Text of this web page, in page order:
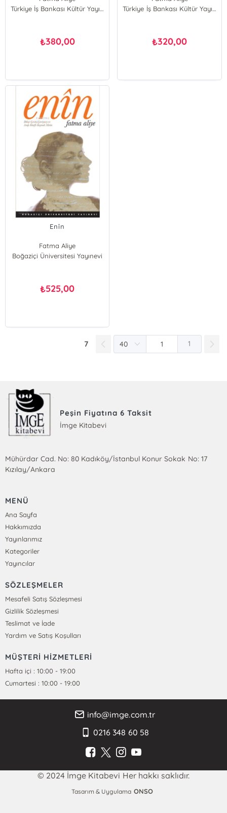
Türkiye İş Bankası Kültür Yayınları
₺380,00
Türkiye İş Bankası Kültür Yayınları
₺320,00
Enîn
Fatma Aliye
Boğaziçi Üniversitesi Yayınevi
₺525,00
7 1
Peşin Fiyatına 6 Taksit
İmge Kitabevi
Mühürdar Cad. No: 80 Kadıköy/İstanbul Konur Sokak No: 17
Kızılay/Ankara
MENÜ
Ana Sayfa
Hakkımızda
Yayınlarımız
Kategoriler
Yayıncılar
SÖZLEŞMELER
Mesafeli Satış Sözleşmesi
Gizlilik Sözleşmesi
Teslimat ve İade
Yardım ve Satış Koşulları
MÜŞTERİ HİZMETLERİ
Hafta içi : 10:00 - 19:00
Cumartesi : 10:00 - 19:00
info@imge.com.tr
0216 348 60 58
© 2024 İmge Kitabevi Her hakkı saklıdır.
Tasarım & Uygulama ONSO